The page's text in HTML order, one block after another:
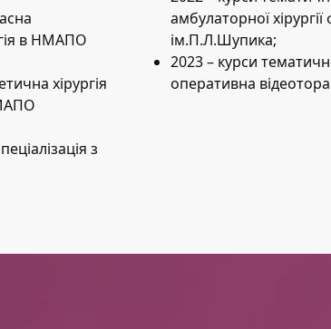
в НМАПО
хірургія
з
амбулаторної
ім.П.Л.Шупика;
2023 – курси
оперативна